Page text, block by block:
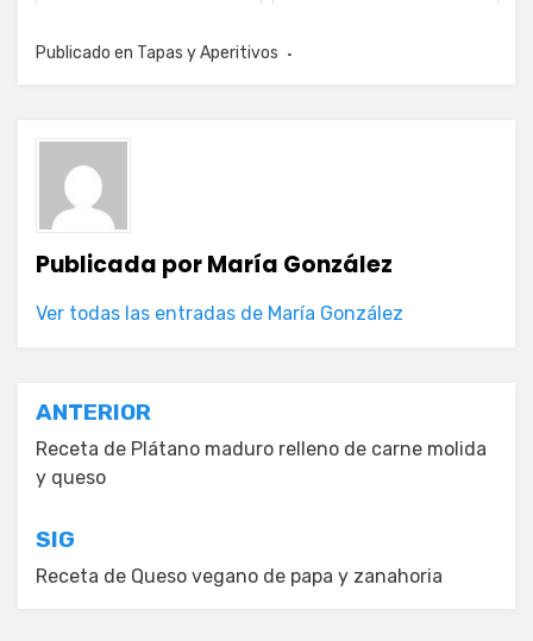
Publicado en Tapas y Aperitivos
Publicada porMaría González
Ver todas las entradas de María González
Navegación
de
entradas
ANTERIOR
Receta de Plátano maduro relleno de carne molida
y queso
SIG
Receta de Queso vegano de papa y zanahoria